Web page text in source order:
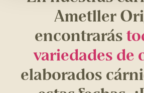
Ametller
encontrarás
variedades de
elaborados